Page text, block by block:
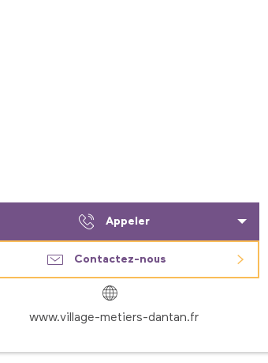
Appeler
Contactez-nous
www.village-metiers-dantan.fr